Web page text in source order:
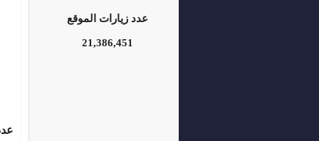
عدد زيارات الموقع
21,386,451